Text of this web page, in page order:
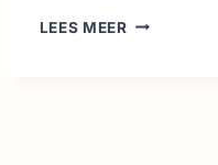
LEES MEERDECATHLON